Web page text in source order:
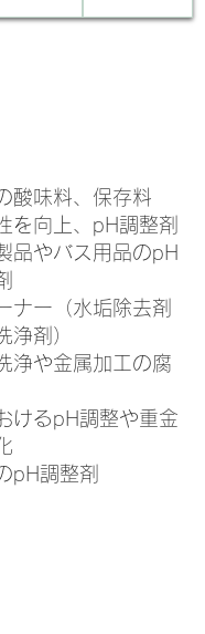
名
英文名
エン酸
anhydrous citric
acid、2-Hydroxy-
propanetricarboxylic
acid
Now
酸味料、保存料
を向上、pH調整剤
品やバス用品のpH
ナー（水垢除去剤
浄剤）
浄や金属加工の腐
けるpH調整や重金
pH調整剤